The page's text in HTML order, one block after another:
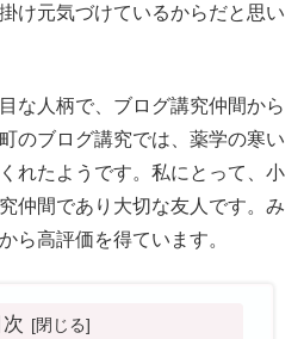
け元気づけているからだと思い
な人柄で、ブログ講究仲間から
のブログ講究では、薬学の寒い
れたようです。私にとって、小
仲間であり大切な友人です。み
ら高評価を得ています。
次